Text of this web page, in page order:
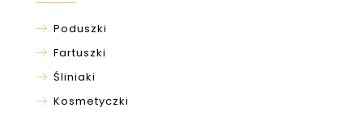
Poduszki
Fartuszki
Śliniaki
Kosmetyczki